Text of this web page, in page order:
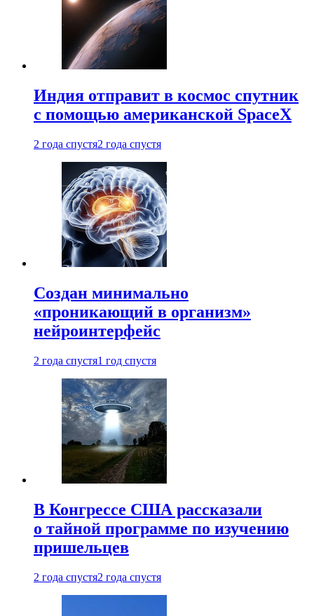
Индия отправит в космос спутник
с помощью американской SpaceX
2 года спустя2 года спустя
Создан минимально
«проникающий в организм»
нейроинтерфейс
2 года спустя1 год спустя
В Конгрессе США рассказали
о тайной программе по изучению
пришельцев
2 года спустя2 года спустя